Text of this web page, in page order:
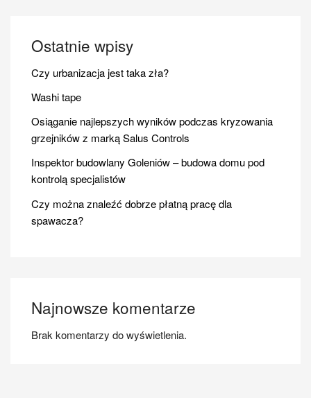
Ostatnie wpisy
Czy urbanizacja jest taka zła?
Washi tape
Osiąganie najlepszych wyników podczas kryzowania
grzejników z marką Salus Controls
Inspektor budowlany Goleniów – budowa domu pod
kontrolą specjalistów
Czy można znaleźć dobrze płatną pracę dla
spawacza?
Najnowsze komentarze
Brak komentarzy do wyświetlenia.